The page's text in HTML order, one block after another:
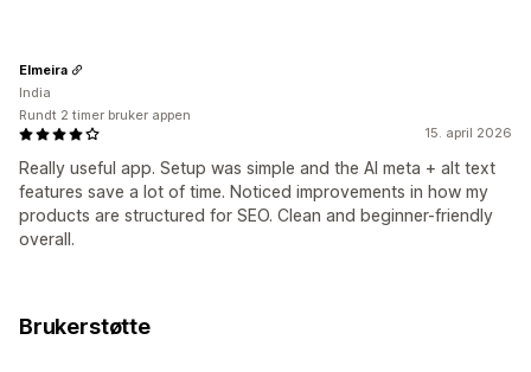
15. april 2026
Really useful app. Setup was simple and the AI meta + alt text
features save a lot of time. Noticed improvements in how my
products are structured for SEO. Clean and beginner-friendly
overall.
Elmeira
India
Rundt 2 timer bruker appen
Brukerstøtte